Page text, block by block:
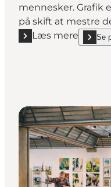
mennesker. Grafik
på skift at mestre
Læs mere
Læs mere "Fyns Se
show